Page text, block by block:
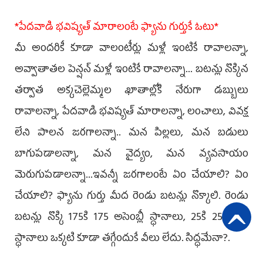
*పేదవాడి భవిష్యత్ మారాలంటే ఫ్యాను గుర్తుకే ఓటు*
మీ అందరికీ కూడా వాలంటీర్లు మళ్లీ ఇంటికే రావాలన్నా,
అవ్వాతాతల పెన్షన్ మళ్లీ ఇంటికే రావాలన్నా... బటన్లు నొక్కిన
తర్వాత అక్కచెల్లెమ్మల ఖాతాల్లోకి నేరుగా డబ్బులు
రావాలన్నా, పేదవాడి భవిష్యత్ మారాలన్నా, లంచాలు, వివక్ష
లేని పాలన జరగాలన్నా.. మన పిల్లలు, మన బడులు
బాగుపడాలన్నా, మన వైద్యం, మన వ్యవసాయం
మెరుగుపడాలన్నా...ఇవన్నీ జరగాలంటే ఏం చేయాలి? ఏం
చేయాలి? ఫ్యాను గుర్తు మీద రెండు బటన్లు నొక్కాలి. రెండు
బటన్లు నొక్కి 175కి 175 అసెంబ్లీ స్ధానాలు, 25కి 25 ఎంపీ
స్ధానాలు ఒక్కటి కూడా తగ్గేందుకే వీలు లేదు. సిద్ధమేనా?.